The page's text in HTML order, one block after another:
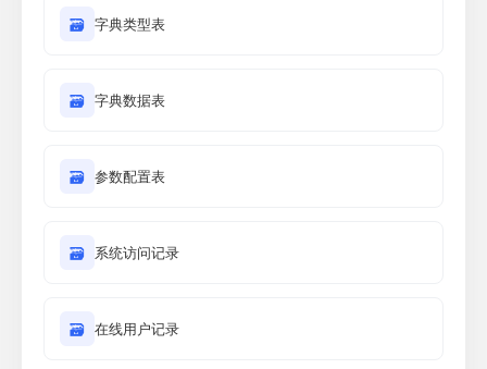
🗃 字典类型表
🗃 字典数据表
🗃 参数配置表
🗃 系统访问记录
🗃 在线用户记录